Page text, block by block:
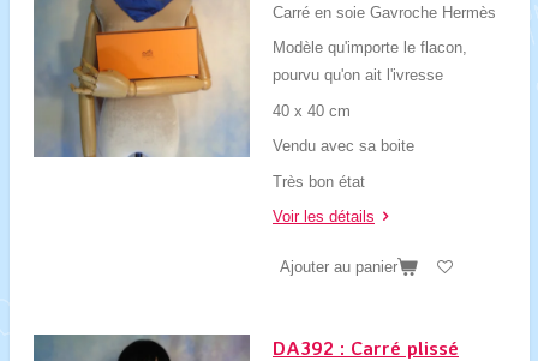
Carré en soie Gavroche Hermès
Modèle qu'importe le flacon,
pourvu qu'on ait l'ivresse
40 x 40 cm
Vendu avec sa boite
Très bon état
Voir les détails
Ajouter au panier
DA392 : Carré plissé